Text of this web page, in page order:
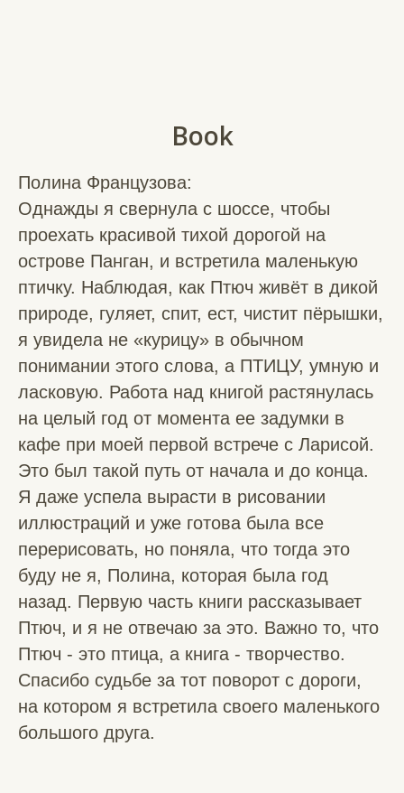
Book
Полина Французова:
Однажды я свернула с шоссе, чтобы
проехать красивой тихой дорогой на
острове Панган, и встретила маленькую
птичку. Наблюдая, как Птюч живёт в дикой
природе, гуляет, спит, ест, чистит пёрышки,
я увидела не «курицу» в обычном
понимании этого слова, а ПТИЦУ, умную и
ласковую. Работа над книгой растянулась
на целый год от момента ее задумки в
кафе при моей первой встрече с Ларисой.
Это был такой путь от начала и до конца.
Я даже успела вырасти в рисовании
иллюстраций и уже готова была все
перерисовать, но поняла, что тогда это
буду не я, Полина, которая была год
назад. Первую часть книги рассказывает
Птюч, и я не отвечаю за это. Важно то, что
Птюч - это птица, а книга - творчество.
Спасибо судьбе за тот поворот с дороги,
на котором я встретила своего маленького
большого друга.